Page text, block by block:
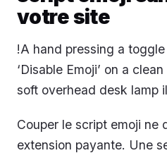
votre site
!A hand pressing a
‘Disable Emoji’ on a
soft overhead desk lamp
Couper le script emoji ne
extension payante. Une